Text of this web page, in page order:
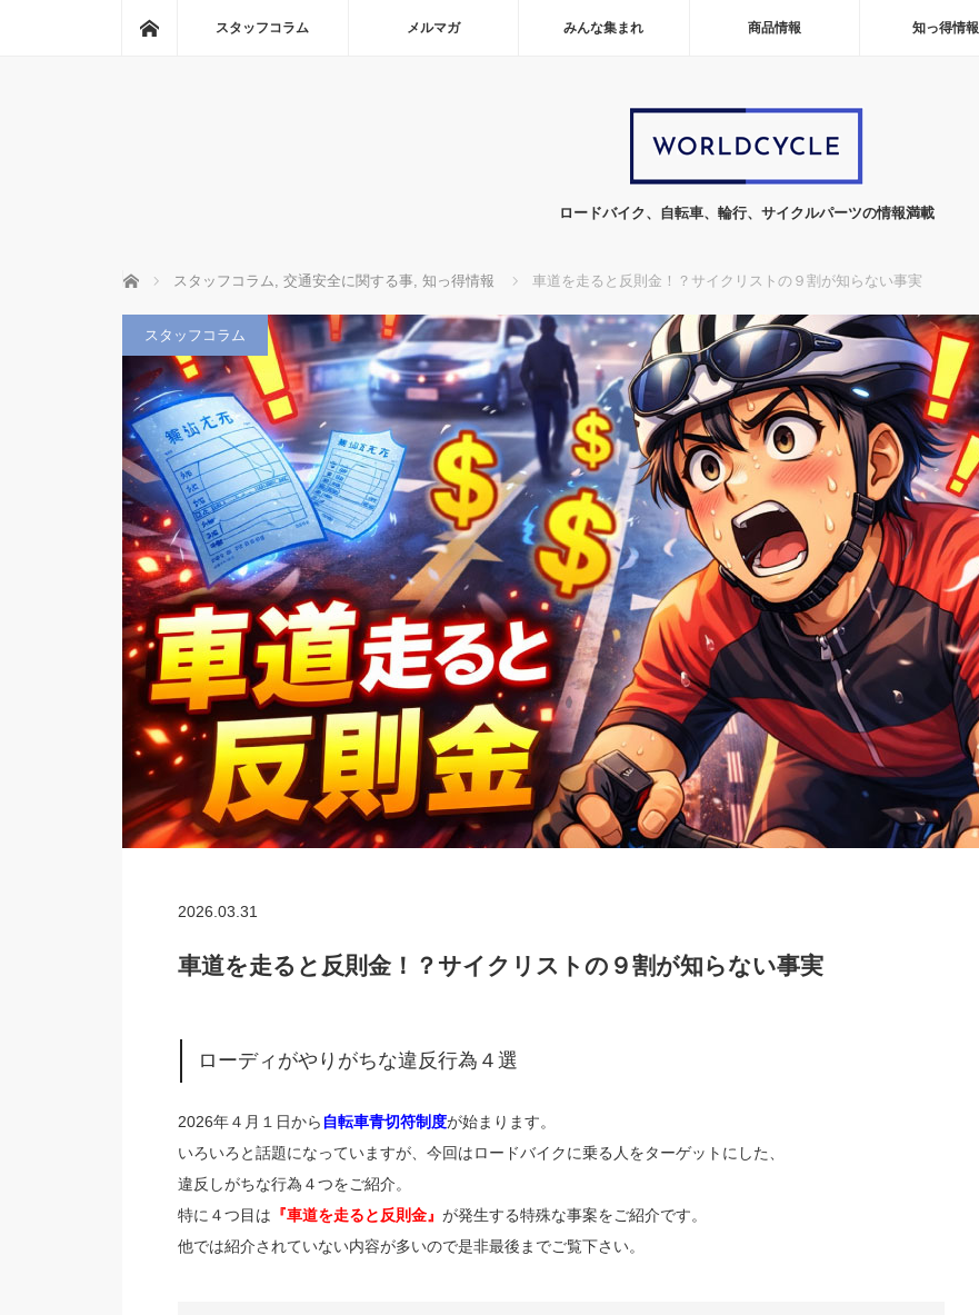
ホームスタッフコラム メルマガ みんな集まれ 商品情報 知っ得情報
ロードバイク、自転車、輪行、サイクルパーツの情報満載
ホーム スタッフコラム, 交通安全に関する事, 知っ得情報 車道を走ると反則金！？サイクリストの９割が知らない事実
スタッフコラム
2026.03.31
車道を走ると反則金！？サイクリストの９割が知らない事実
ローディがやりがちな違反行為４選
2026年４月１日から 自転車青切符制度が始まります。
いろいろと話題になっていますが、今回はロードバイクに乗る人をターゲットにした、
違反しがちな行為４つをご紹介。
特に４つ目は 『車道を走ると反則金』 が発生する特殊な事案をご紹介です。
他では紹介されていない内容が多いので是非最後までご覧下さい。